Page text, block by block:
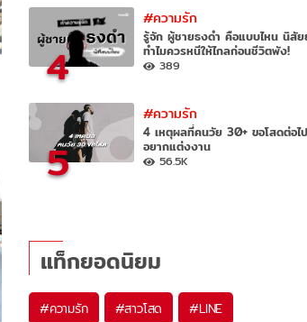
4
#ความรัก
รู้จัก ผู้ชายธงดำ คือแบบไหน นิสัย
ทำไมควรหนีให้ไกลก่อนชีวิตพัง!
389
5
#ความรัก
4 เหตุผลที่คนวัย 30+ ขอโสดต่อไ
อยากแต่งงาน
56.5K
แท็กยอดนิยม
#ความรัก #สาวโสด #LINE